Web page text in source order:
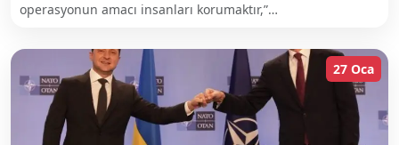
operasyonun amacı insanları korumaktır,”…
27 Oca